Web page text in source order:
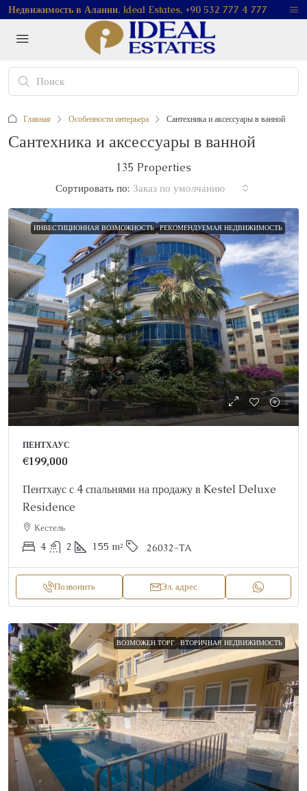
Недвижимость в Алании. Ideal Estates, +90 532 777 4 777
Главная Особенности интерьера Сантехника и аксессуары в ванной
Сантехника и аксессуары в ванной
135 Properties
Сортировать по: Заказ по умолчанию
ИНВЕСТИЦИОННАЯ ВОЗМОЖНОСТЬ РЕКОМЕНДУЕМАЯ НЕДВИЖИМОСТЬ
ПЕНТХАУС
€199,000
Пентхаус с 4 спальнями на продажу в Kestel Deluxe
Residence
Кестель
4 2 155 m² 26032-TA
Позвонить Эл. адрес
ВОЗМОЖЕН ТОРГ ВТОРИЧНАЯ НЕДВИЖИМОСТЬ